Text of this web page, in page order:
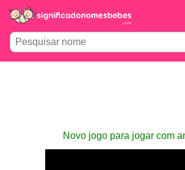
Novo jogo para jogar com